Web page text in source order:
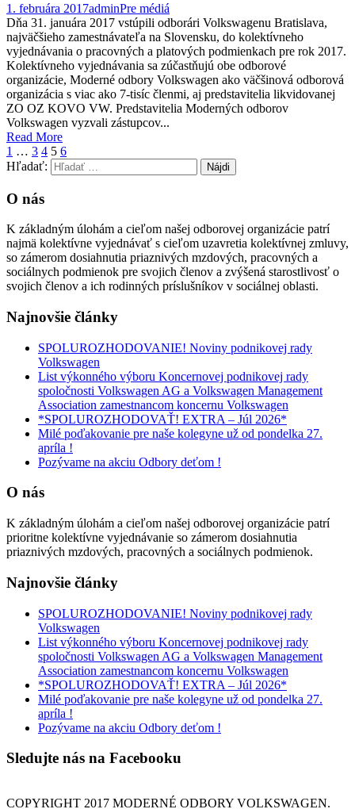
1. februára 2017adminPre médiá
Dňa 31. januára 2017 vstúpili odborári Volkswagenu Bratislava,
najväčšieho zamestnávateľa na Slovensku, do kolektívneho
vyjednávania o pracovných a platových podmienkach pre rok 2017.
Kolektívneho vyjednávania sa zúčastňujú obe odborové
organizácie, Moderné odbory Volkswagen ako väčšinová odborová
organizácia s viac ako 7-tisíc členmi, aj predstavitelia likvidovanej
ZO OZ KOVO VW. Predstavitelia Moderných odborov
Volkswagen vyzvali zástupcov...
Read More
1 … 3 4 5 6
Hľadať:
O nás
K základným úlohám a cieľom našej odborovej organizácie patrí
najmä kolektívne vyjednávať s cieľom uzavretia kolektívnej zmluvy,
so zámerom dosiahnutia priaznivých mzdových, pracovných a
sociálnych podmienok pre svojich členov a zvýšená starostlivosť o
svojich členov a ich rodinných príslušníkov v sociálnej oblasti.
Najnovšie články
SPOLUROZHODOVANIE! Noviny podnikovej rady
Volkswagen
List výkonného výboru Koncernovej podnikovej rady
spoločnosti Volkswagen AG a Volkswagen Management
Association zamestnancom koncernu Volkswagen
*SPOLUROZHODOVAŤ! EXTRA – Júl 2026*
Milé poďakovanie pre naše kolegyne už od pondelka 27.
apríla !
Pozývame na akciu Odbory deťom !
O nás
K základným úlohám a cieľom našej odborovej organizácie patrí
prioritne kolektívne vyjednávanie so zámerom dosiahnutia
priaznivých mzdových, pracovných a sociálnych podmienok.
Najnovšie články
SPOLUROZHODOVANIE! Noviny podnikovej rady
Volkswagen
List výkonného výboru Koncernovej podnikovej rady
spoločnosti Volkswagen AG a Volkswagen Management
Association zamestnancom koncernu Volkswagen
*SPOLUROZHODOVAŤ! EXTRA – Júl 2026*
Milé poďakovanie pre naše kolegyne už od pondelka 27.
apríla !
Pozývame na akciu Odbory deťom !
Sledujte nás na Facebooku
COPYRIGHT 2017 MODERNÉ ODBORY VOLKSWAGEN.